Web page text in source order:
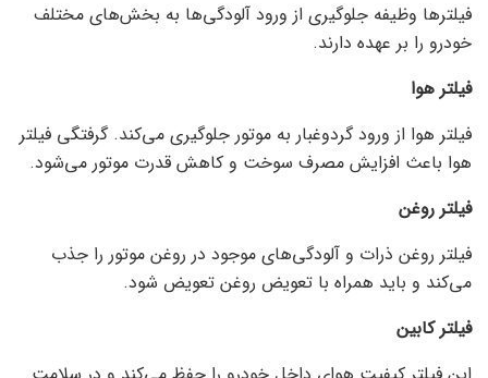
فیلترها وظیفه جلوگیری از ورود آلودگی‌ها به بخش‌های مختلف
خودرو را بر عهده دارند.
فیلتر هوا
فیلتر هوا از ورود گردوغبار به موتور جلوگیری می‌کند. گرفتگی فیلتر
هوا باعث افزایش مصرف سوخت و کاهش قدرت موتور می‌شود.
فیلتر روغن
فیلتر روغن ذرات و آلودگی‌های موجود در روغن موتور را جذب
می‌کند و باید همراه با تعویض روغن تعویض شود.
فیلتر کابین